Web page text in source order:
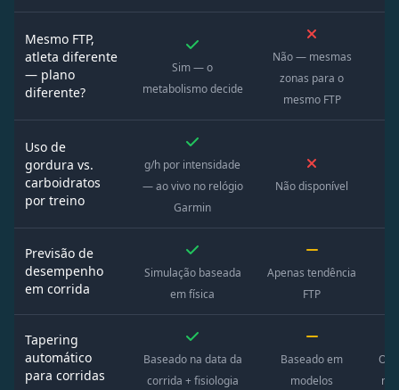
Mesmo FTP,
atleta diferente
— plano
diferente?
Sim — o
metabolismo decide
Não — mesmas
zonas para o
mesmo FTP
Uso de
gordura vs.
carboidratos
por treino
g/h por intensidade
— ao vivo no relógio
Garmin
Não disponível
Previsão de
desempenho
em corrida
Simulação baseada
em física
Apenas tendência
FTP
Tapering
automático
para corridas
Baseado na data da
corrida + fisiologia
Baseado em
modelos
O